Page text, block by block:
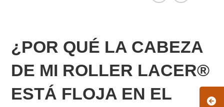
¿POR QUÉ LA CABEZA
DE MI ROLLER LACER®
ESTÁ FLOJA EN EL